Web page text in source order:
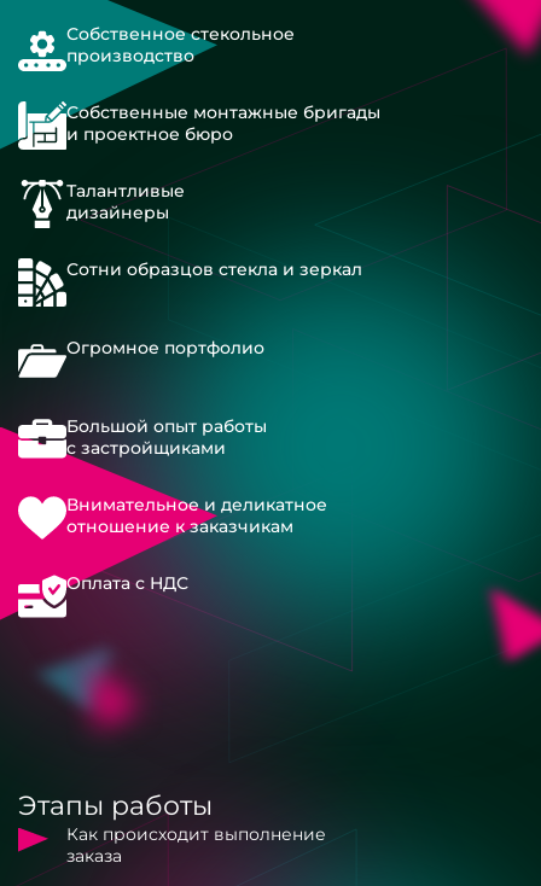
Собственное стекольное
производство
Собственные монтажные бригады
и проектное бюро
Талантливые
дизайнеры
Сотни образцов стекла и зеркал
Огромное портфолио
Большой опыт работы
с застройщиками
Внимательное и деликатное
отношение к заказчикам
Оплата с НДС
Этапы работы
Как происходит выполнение
заказа